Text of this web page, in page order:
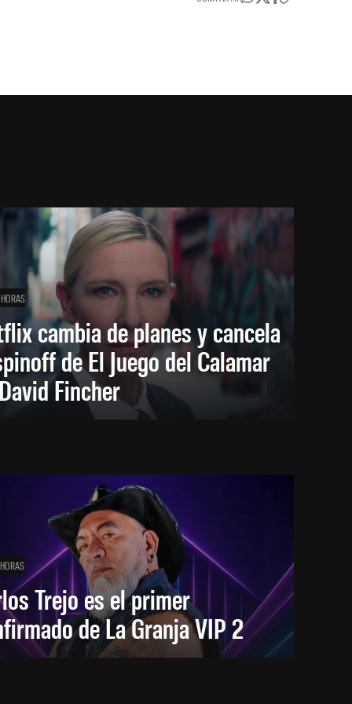
cambia de planes y cancela
de El Juego del Calamar
Fincher
Trejo es el primer
de La Granja VIP 2